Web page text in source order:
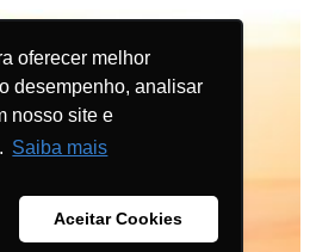
oferecer melhor
desempenho, analisar
nosso site e
Saiba mais
Aceitar Cookies